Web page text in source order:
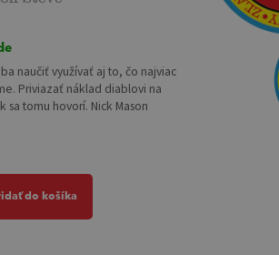
naučiť využívať aj to, čo najviac
Priviazať náklad diablovi na
sa tomu hovorí. Nick Mason
do košíka